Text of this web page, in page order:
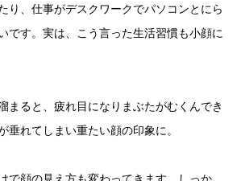
り、仕事がデスクワークでパソコンとにら
です。実は、こう言った生活習慣も小顔に
まると、疲れ目になりまぶたがむくんでき
垂れてしまい重たい顔の印象に。